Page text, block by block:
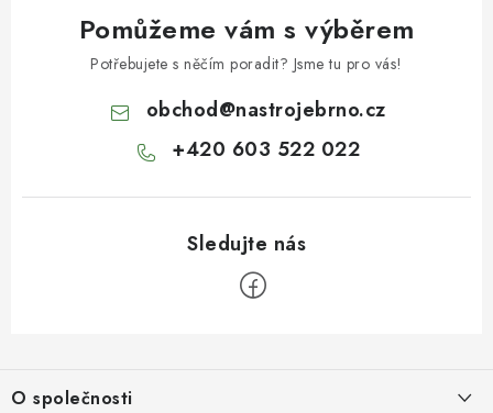
Pomůžeme vám s výběrem
Potřebujete s něčím poradit? Jsme tu pro vás!
obchod@nastrojebrno.cz
+420 603 522 022
O společnosti